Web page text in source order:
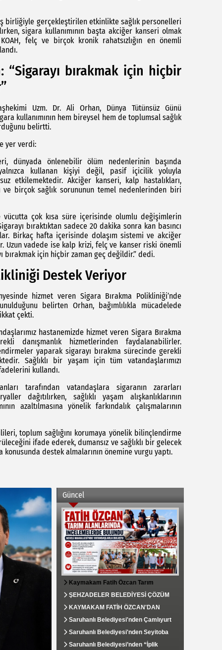
birliğiyle gerçekleştirilen etkinlikte sağlık personelleri
sigara kullanımının başta akciğer kanseri olmak
felç ve birçok kronik rahatsızlığın en önemli
“Sigarayı bırakmak için hiçbir
Uzm. Dr. Ali Orhan, Dünya Tütünsüz Günü
kullanımının hem bireysel hem de toplumsal sağlık
belirtti.
yer verdi:
dünyada önlenebilir ölüm nedenlerinin başında
kullanan kişiyi değil, pasif içicilik yoluyla
etkilemektedir. Akciğer kanseri, kalp hastalıkları,
ve birçok sağlık sorununun temel nedenlerinden biri
vücutta çok kısa süre içerisinde olumlu değişimlerin
bıraktıktan sadece 20 dakika sonra kan basıncı
Birkaç hafta içerisinde dolaşım sistemi ve akciğer
Uzun vadede ise kalp krizi, felç ve kanser riski önemli
bırakmak için hiçbir zaman geç değildir.” dedi.
Destek Veriyor
hizmet veren Sigara Bırakma Polikliniği’nde
belirten Orhan, bağımlılıkla mücadelede
çekti.
hastanemizde hizmet veren Sigara Bırakma
danışmanlık hizmetlerinden faydalanabilirler.
yaparak sigarayı bırakma sürecinde gerekli
Sağlıklı bir yaşam için tüm vatandaşlarımızı
kullandı.
tarafından vatandaşlara sigaranın zararları
dağıtılırken, sağlıklı yaşam alışkanlıklarının
azaltılmasına yönelik farkındalık çalışmalarının
toplum sağlığını korumaya yönelik bilinçlendirme
ifade ederek, dumansız ve sağlıklı bir gelecek
destek almalarının önemine vurgu yaptı.
Güncel
Kaymakam Fatih Özcan Tarım
Alanlarında İncelemelerde Bulundu,
Develi Mahallesi’nde Vatandaşlarla
ŞEHZADELER BELEDİYESİ ÇÖZÜM
MERKEZİ VATANDAŞIN TALEPLERİNE
KAYMAKAM FATİH ÖZCAN'DAN
SOSYAL YARDIMLAŞMA VE
Saruhanlı Belediyesi'nden Çamlıyurt
Mahallesi'ne Kapsamlı Çevre
Saruhanlı Belediyesi'nden Seyitoba
Mahallesi'ne Tarımsal Su Desteği
Saruhanlı Belediyesi’nden “İplik